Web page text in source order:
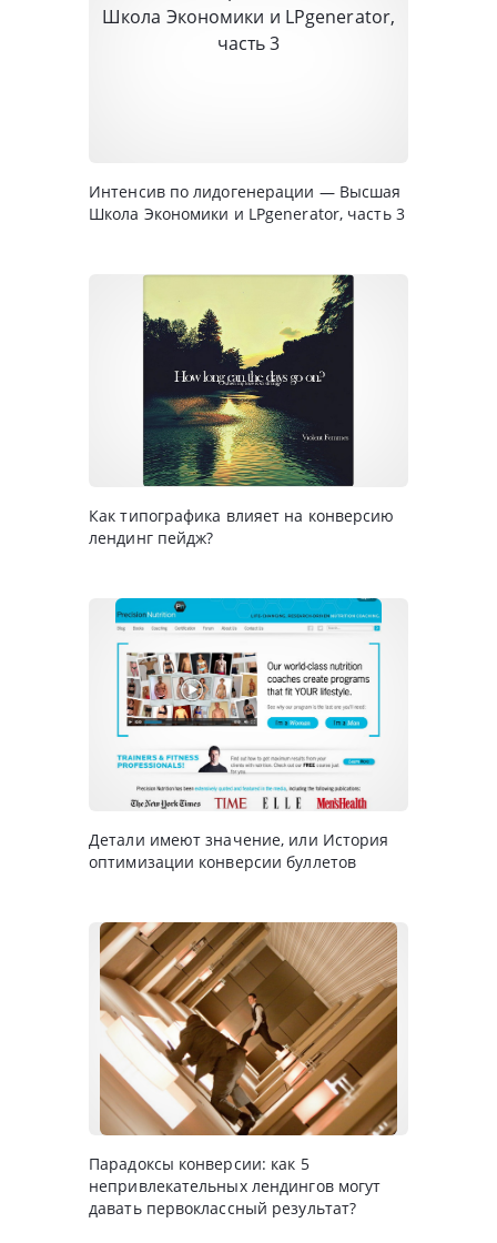
Интенсив по лидогенерации — Высшая
Школа Экономики и LPgenerator, часть 3
Как типографика влияет на конверсию
лендинг пейдж?
Детали имеют значение, или История
оптимизации конверсии буллетов
Парадоксы конверсии: как 5
непривлекательных лендингов могут
давать первоклассный результат?